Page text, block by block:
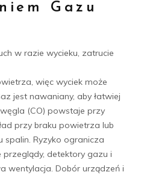
Gazu
w razie wycieku, zatrucie
więc wyciek może
jest nawaniany, aby łatwiej
(CO) powstaje przy
przy braku powietrza lub
Ryzyko ogranicza
detektory gazu i
wentylacja. Dobór urządzeń i